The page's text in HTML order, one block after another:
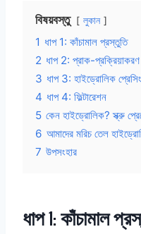
বিষয়বস্তু লুকান
1 ধাপ 1: কাঁচামাল প্রস্তুতি
2 ধাপ 2: প্রাক-প্রক্রিয়াকরণ
3 ধাপ 3: হাইড্রোলিক
4 ধাপ 4: ফিল্টারেশন
5 কেন হাইড্রোলিক? স্ক্রু
6 আমাদের মরিচ তেল
7 উপসংহার
ধাপ 1: কাঁচামাল